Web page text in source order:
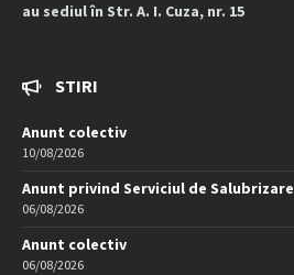
au sediul în Str. A. I. Cuza, nr. 15
STIRI
Anunt colectiv
10/08/2026
Anunt privind Serviciul de Salubrizare
06/08/2026
Anunt colectiv
06/08/2026